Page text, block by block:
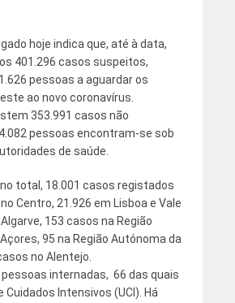
hoje indica que, até à data,
401.296 casos suspeitos,
pessoas a aguardar os
ao novo coronavírus.
353.991 casos não
pessoas encontram-se sob
de saúde.
total, 18.001 casos registados
Centro, 21.926 em Lisboa e Vale
153 casos na Região
95 na Região Autónoma da
no Alentejo.
pessoas internadas, 66 das quais
Cuidados Intensivos (UCI). Há